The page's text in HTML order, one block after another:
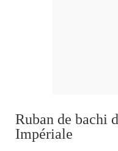
Ruban de bachi
Impériale